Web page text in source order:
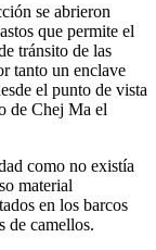
se abrieron
que permite el
tránsito de las
tanto un enclave
el punto de vista
de Chej Ma el
como no existía
material
en los barcos
de camellos.